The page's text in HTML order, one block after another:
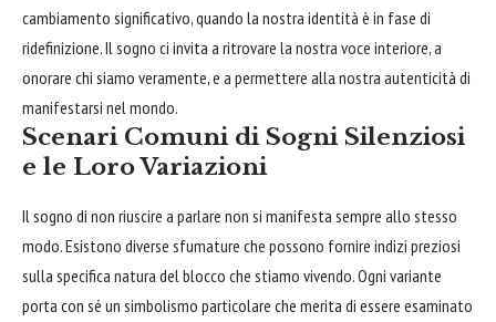
cambiamento significativo, quando la nostra identità è in fase di
ridefinizione. Il sogno ci invita a ritrovare la nostra voce interiore, a
onorare chi siamo veramente, e a permettere alla nostra autenticità di
manifestarsi nel mondo.
Scenari Comuni di Sogni Silenziosi
e le Loro Variazioni
Il sogno di non riuscire a parlare non si manifesta sempre allo stesso
modo. Esistono diverse sfumature che possono fornire indizi preziosi
sulla specifica natura del blocco che stiamo vivendo. Ogni variante
porta con sé un simbolismo particolare che merita di essere esaminato